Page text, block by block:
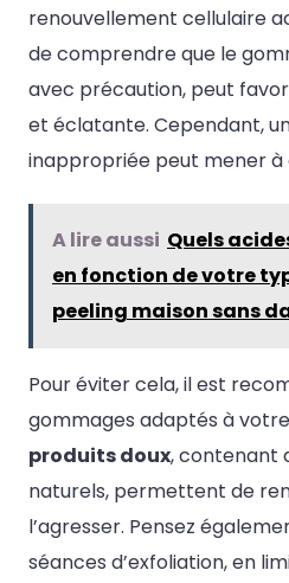
renouvellement cellulaire
de comprendre que le
avec précaution, peut
et éclatante. Cependant,
inappropriée peut mener
A lire aussi Quels
en fonction de votre
peeling maison sans
Pour éviter cela, il est
gommages adaptés à
produits doux, contenant
naturels, permettent de
l’agresser. Pensez
séances d’exfoliation, en